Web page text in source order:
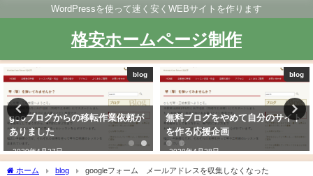
WordPressを使って速く安くWEBサイトを作ります
格安ホームページ制作
blog
gooブログからの移転作業依頼が
ありました
2020年4月27日
blog
無料ブログをやめて自分のサイト
を作る応援企画
2020年4月28日
ホーム blog googleフォーム メールアドレスを収集しなくなった